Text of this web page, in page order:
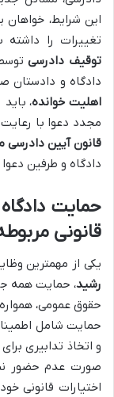
این شرایط، خواهان
تغییرات را
توقیف دادرسیتوسط
دادگاه و
اهلیت خوانده،
مجدد دعوا با
قانون آیین دادرسی
دادگاه و طرفین
حمایت
قانونی
یکی از مهمترین
رشید، حمایت همه
حقوق عمومی،
حمایت شامل
و اتخاذ تدابیری
صورت عدم حضور
اختیارات قانونی